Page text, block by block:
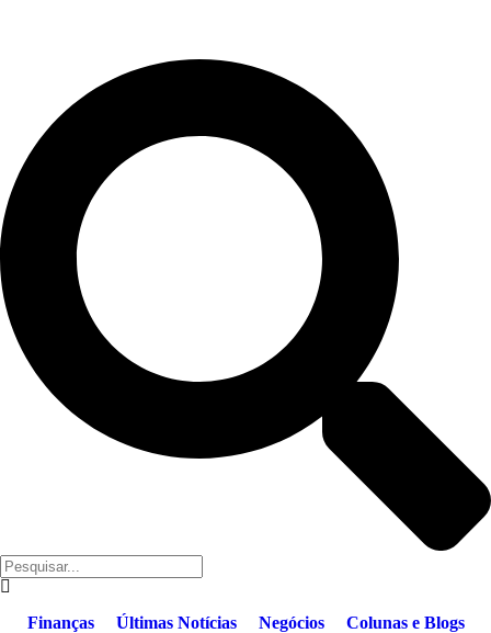
Finanças Últimas Notícias Negócios Colunas e Blogs